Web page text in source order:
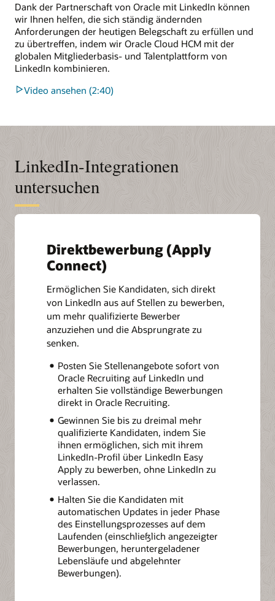
Dank der Partnerschaft von Oracle mit LinkedIn können
wir Ihnen helfen, die sich ständig ändernden
Anforderungen der heutigen Belegschaft zu erfüllen und
zu übertreffen, indem wir Oracle Cloud HCM mit der
globalen Mitgliederbasis- und Talentplattform von
LinkedIn kombinieren.
Video ansehen (2:40)
LinkedIn-Integrationen
untersuchen
Direktbewerbung (Apply
Connect)
Ermöglichen Sie Kandidaten, sich direkt
von LinkedIn aus auf Stellen zu bewerben,
um mehr qualifizierte Bewerber
anzuziehen und die Absprungrate zu
senken.
Posten Sie Stellenangebote sofort von
Oracle Recruiting auf LinkedIn und
erhalten Sie vollständige Bewerbungen
direkt in Oracle Recruiting.
Gewinnen Sie bis zu dreimal mehr
qualifizierte Kandidaten, indem Sie
ihnen ermöglichen, sich mit ihrem
LinkedIn-Profil über LinkedIn Easy
Apply zu bewerben, ohne LinkedIn zu
verlassen.
Halten Sie die Kandidaten mit
automatischen Updates in jeder Phase
des Einstellungsprozesses auf dem
Laufenden (einschließlich angezeigter
Bewerbungen, heruntergeladener
Lebensläufe und abgelehnter
Bewerbungen).